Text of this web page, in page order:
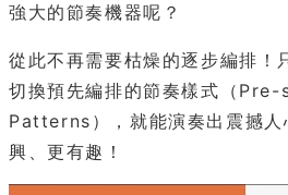
強大的節奏機器呢？
從此不再需要枯燥的逐步編排！
切換預先編排的節奏樣式（
Patterns），就能演奏出震撼人
興、更有趣！